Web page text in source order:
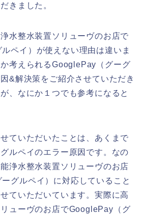
きました。
水整水装置ソリューヴのお店で
ペイ）が使えない理由は違いま
考えられるGooglePay（グーグ
&解決策をご紹介させていただき
、なにか１つでも参考になると
ていただいたことは、あくまで
ルペイのエラー原因です。なの
浄水整水装置ソリューヴのお店
グルペイ）に対応していること
ていただいています。実際に高
ューヴのお店でGooglePay（グ